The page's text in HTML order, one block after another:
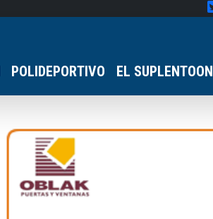
POLIDEPORTIVO EL SUPLENTOON